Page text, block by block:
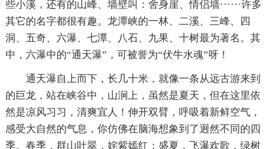
些小溪，还有的山峰、墙壁叫：舍身崖、情侣墙······许多
其它的名字都很有趣。龙潭峡的一林、二溪、三峰、四
洞、五奇、六瀑、七潭、八石、九果、十树最为著名。其
中，六瀑中的“通天瀑”，可被誉为“伏牛水魂”呀！
通天瀑自上而下，长几十米，就像一条从远古游来到
的巨龙，站在峡谷中，山涧上，虽然是夏天，但在这里依
然是凉风习习，清爽宜人！伸开双臂，呼吸着新鲜空气，
感受大自然的气息，你仿佛在脑海想象到了迥然不同的四
季。春季，群山吐翠，姹紫嫣红；盛夏，飞瀑欢歌，绿树